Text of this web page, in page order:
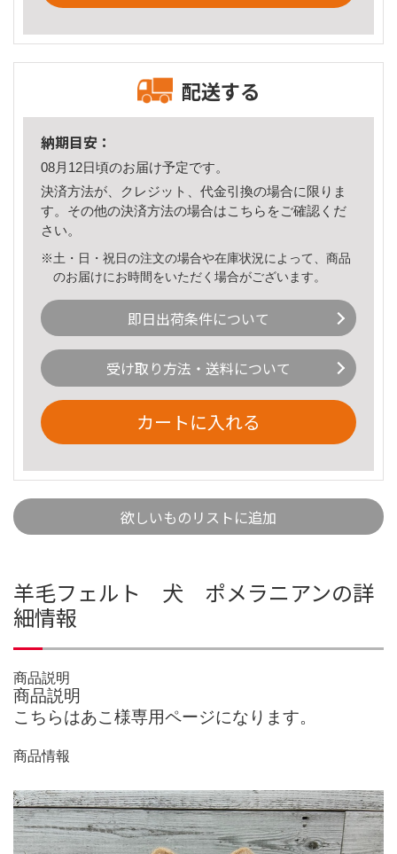
配送する
納期目安：
08月12日頃のお届け予定です。
決済方法が、クレジット、代金引換の場合に限りま
す。その他の決済方法の場合はこちら をご確認くだ
さい。
※土・日・祝日の注文の場合や在庫状況によって、商品
のお届けにお時間をいただく場合がございます。
即日出荷条件について
受け取り方法・送料について
カートに入れる
欲しいものリストに追加
羊毛フェルト 犬 ポメラニアンの詳
細情報
商品説明
商品説明
こちらはあこ様専用ページになります。
商品情報